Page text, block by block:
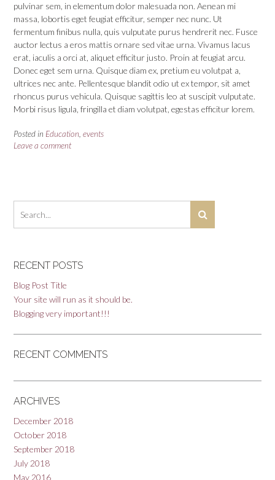
pulvinar sem, in elementum dolor malesuada non. Aenean mi
massa, lobortis eget feugiat efficitur, semper nec nunc. Ut
fermentum finibus nulla, quis vulputate purus hendrerit nec. Fusce
auctor lectus a eros mattis ornare sed vitae urna. Vivamus lacus
erat, iaculis a orci at, aliquet efficitur justo. Proin at feugiat arcu.
Donec eget sem urna. Quisque diam ex, pretium eu volutpat a,
ultrices nec ante. Pellentesque blandit odio ut ex tempor, sit amet
rhoncus purus vehicula. Quisque sagittis leo at suscipit vulputate.
Morbi risus ligula, fringilla et diam volutpat, egestas efficitur lorem.
Posted in Education events
Leave a comment
RECENT POSTS
Blog Post Title
Your site will run as it should be.
Blogging very important!!!
RECENT COMMENTS
ARCHIVES
December 2018
October 2018
September 2018
July 2018
May 2016